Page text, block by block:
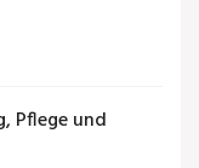
Pflege und